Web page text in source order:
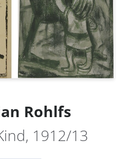
Rohlfs
1912/13